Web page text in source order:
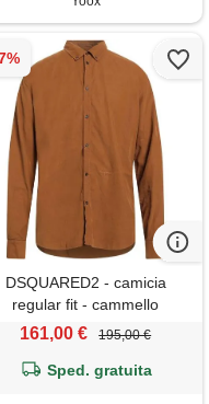
DSQUARED2 - camicia
regular fit - cammello
161,00 € 195,00 €
Sped. gratuita